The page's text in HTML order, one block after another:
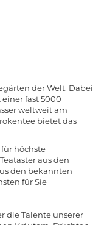
der Welt. Dabei
einer fast 5000
weltweit am
bietet das
für höchste
aus den
den bekannten
für Sie
die Talente unserer